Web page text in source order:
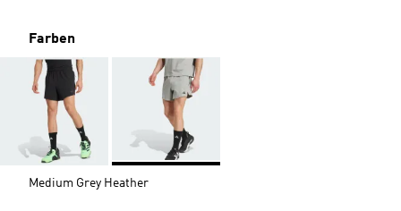
Farben
Medium Grey Heather